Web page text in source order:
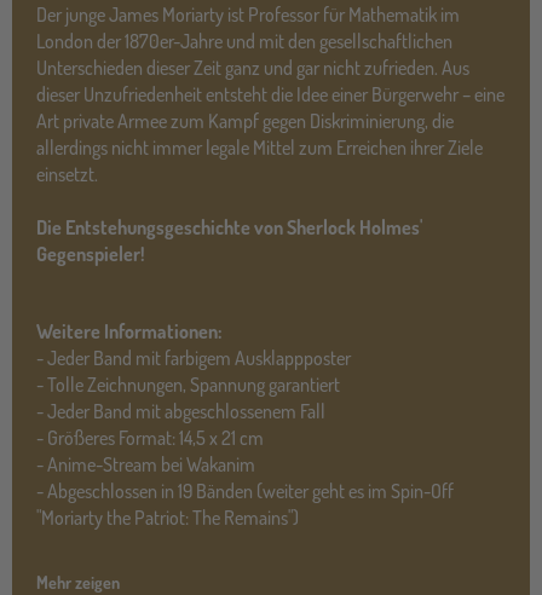
Der junge James Moriarty ist Professor für Mathematik im
London der 1870er-Jahre und mit den gesellschaftlichen
Unterschieden dieser Zeit ganz und gar nicht zufrieden. Aus
dieser Unzufriedenheit entsteht die Idee einer Bürgerwehr – eine
Art private Armee zum Kampf gegen Diskriminierung, die
allerdings nicht immer legale Mittel zum Erreichen ihrer Ziele
einsetzt.
Die Entstehungsgeschichte von Sherlock Holmes'
Gegenspieler!
Weitere Informationen:
- Jeder Band mit farbigem Ausklappposter
- Tolle Zeichnungen, Spannung garantiert
- Jeder Band mit abgeschlossenem Fall
- Größeres Format: 14,5 x 21 cm
- Anime-Stream bei Wakanim
- Abgeschlossen in 19 Bänden (weiter geht es im Spin-Off
"Moriarty the Patriot: The Remains")
Mehr zeigen